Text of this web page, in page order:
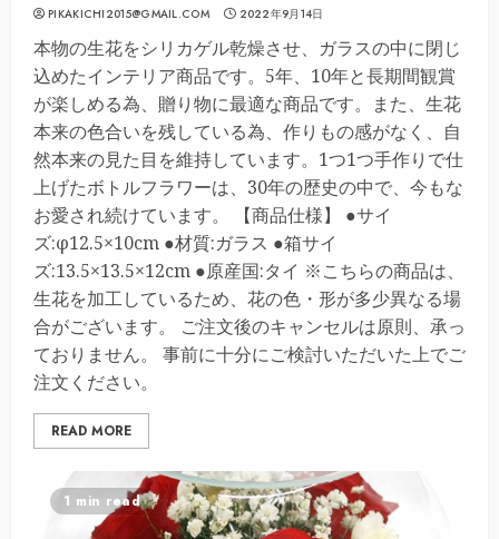
PIKAKICHI2015@GMAIL.COM 2022年9月14日
本物の生花をシリカゲル乾燥させ、ガラスの中に閉じ
込めたインテリア商品です。5年、10年と長期間観賞
が楽しめる為、贈り物に最適な商品です。また、生花
本来の色合いを残している為、作りもの感がなく、自
然本来の見た目を維持しています。1つ1つ手作りで仕
上げたボトルフラワーは、30年の歴史の中で、今もな
お愛され続けています。 【商品仕様】 ●サイ
ズ:φ12.5×10cm ●材質:ガラス ●箱サイ
ズ:13.5×13.5×12cm ●原産国:タイ ※こちらの商品は、
生花を加工しているため、花の色・形が多少異なる場
合がございます。 ご注文後のキャンセルは原則、承っ
ておりません。 事前に十分にご検討いただいた上でご
注文ください。
READ MORE
1 min read